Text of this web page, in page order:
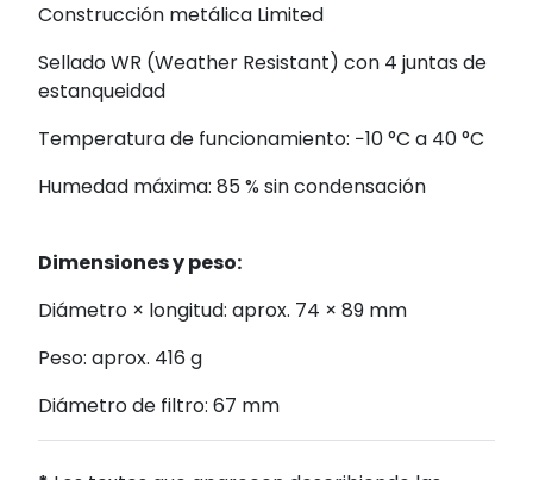
Construcción metálica Limited
Sellado WR (Weather Resistant) con 4 juntas de
estanqueidad
Temperatura de funcionamiento: −10 °C a 40 °C
Humedad máxima: 85 % sin condensación
Dimensiones y peso:
Diámetro × longitud: aprox. 74 × 89 mm
Peso: aprox. 416 g
Diámetro de filtro: 67 mm